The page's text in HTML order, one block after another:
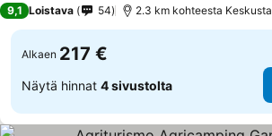
9,1 Loistava 54 2.3 km kohteesta Keskusta
Alkaen 217 €
Näytä hinnat 4 sivustolta